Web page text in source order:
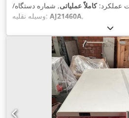
عملکرد:کاملاً عملیاتی, شماره دستگاه/
وسیله نقلیه: AJ21460A,